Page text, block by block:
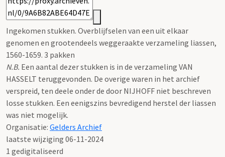
Ingekomen stukken. Overblijfselen van een uit elkaar
genomen en grootendeels weggeraakte verzameling liassen,
1560-1659. 3 pakken
N.B. Een aantal dezer stukken is in de verzameling VAN
HASSELT teruggevonden. De overige waren in het archief
verspreid, ten deele onder de door NIJHOFF niet beschreven
losse stukken. Een eenigszins bevredigend herstel der liassen
was niet mogelijk.
Organisatie: Gelders Archief
laatste wijziging 06-11-2024
1 gedigitaliseerd